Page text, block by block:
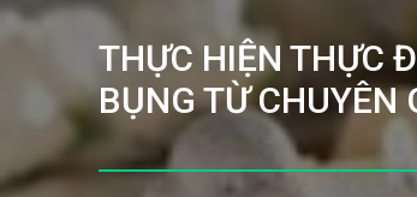
THỰC HIỆN THỰC
BỤNG TỪ CHUYÊN